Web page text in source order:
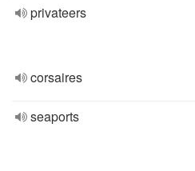
privateers
corsaires
seaports